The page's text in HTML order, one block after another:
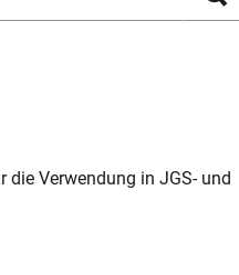
die Verwendung in JGS- und